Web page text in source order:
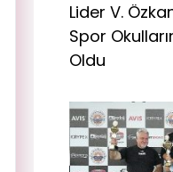
Lider V.
Spor
Oldu